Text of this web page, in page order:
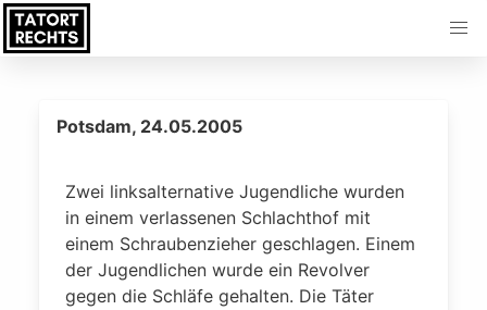
Potsdam, 24.05.2005
Zwei linksalternative Jugendliche wurden
in einem verlassenen Schlachthof mit
einem Schraubenzieher geschlagen. Einem
der Jugendlichen wurde ein Revolver
gegen die Schläfe gehalten. Die Täter